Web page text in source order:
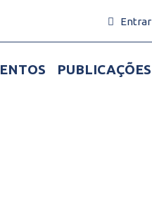
Entrar
PUBLICAÇÕES